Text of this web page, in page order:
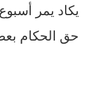
يكاد يمر
حق الحكام